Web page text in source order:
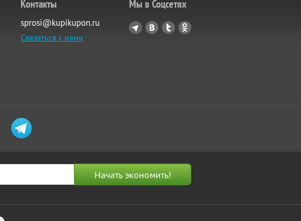
Контакты
sprosi@kupikupon.ru
Связаться с нами
Мы в Соцсетях